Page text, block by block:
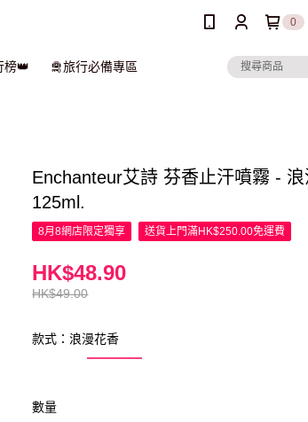
0
榜👑 🛅旅行必備專區
Enchanteur艾詩 芬香止汗噴霧 - 浪
125ml.
8月8網店限定獨享 送貨上門滿HK$250.00免運費
HK$49.00
HK$48.90
款式：浪漫花香
數量